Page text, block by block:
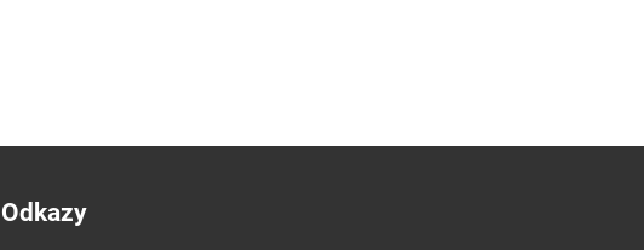
Odkazy